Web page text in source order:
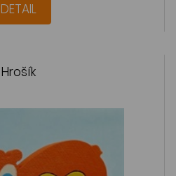
DETAIL
Hrošík